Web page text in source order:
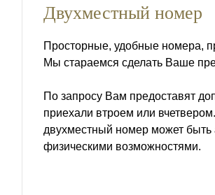
Двухместный номер
Просторные, удобные номера,
Мы стараемся сделать Ваше
По запросу Вам предоставят
приехали втроем или
двухместный номер может
физическими возможностями.